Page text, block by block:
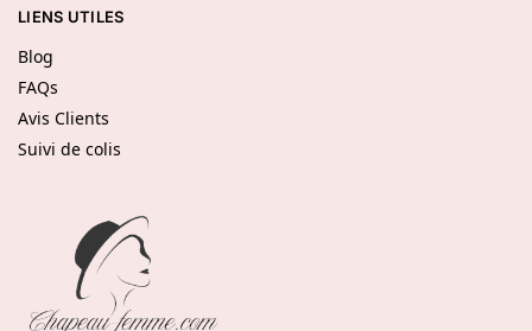
LIENS UTILES
Blog
FAQs
Avis Clients
Suivi de colis